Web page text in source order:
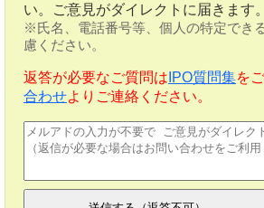
い。ご意見がダイレクトに届きます。
※氏名、電話番号等、個人の特定でき
慮ください。
返答が必要なご質問は IPO質問集を
合わせよりご連絡ください。